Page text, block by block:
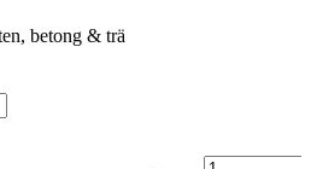
betong & trä